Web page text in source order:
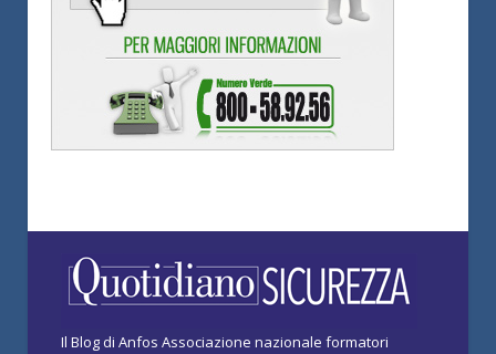
Il Blog di Anfos Associazione nazionale formatori